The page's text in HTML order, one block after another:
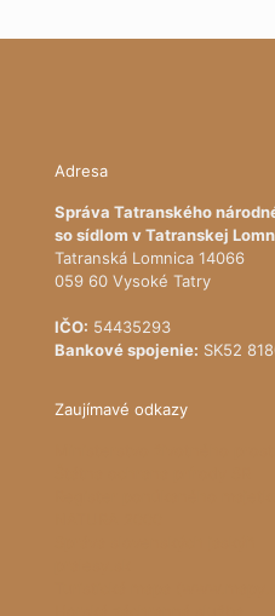
Adresa
Správa Tatranského
so sídlom v Tatranskej
Tatranská Lomnica 14066
059 60 Vysoké Tatry
IČO: 54435293
Bankové spojenie: SK52
Zaujímavé odkazy